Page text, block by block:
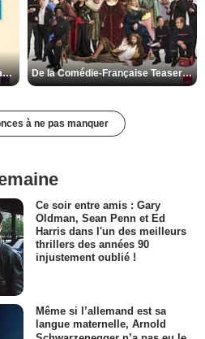
Les Matins merveilleux Bande-annonce VF De la Comédie-Française Teaser VF
à ne pas manquer
Ce soir entre amis : Gary
Oldman, Sean Penn et Ed
Harris dans l'un des meilleurs
thrillers des années 90
injustement oublié !
Même si l’allemand est sa
langue maternelle, Arnold